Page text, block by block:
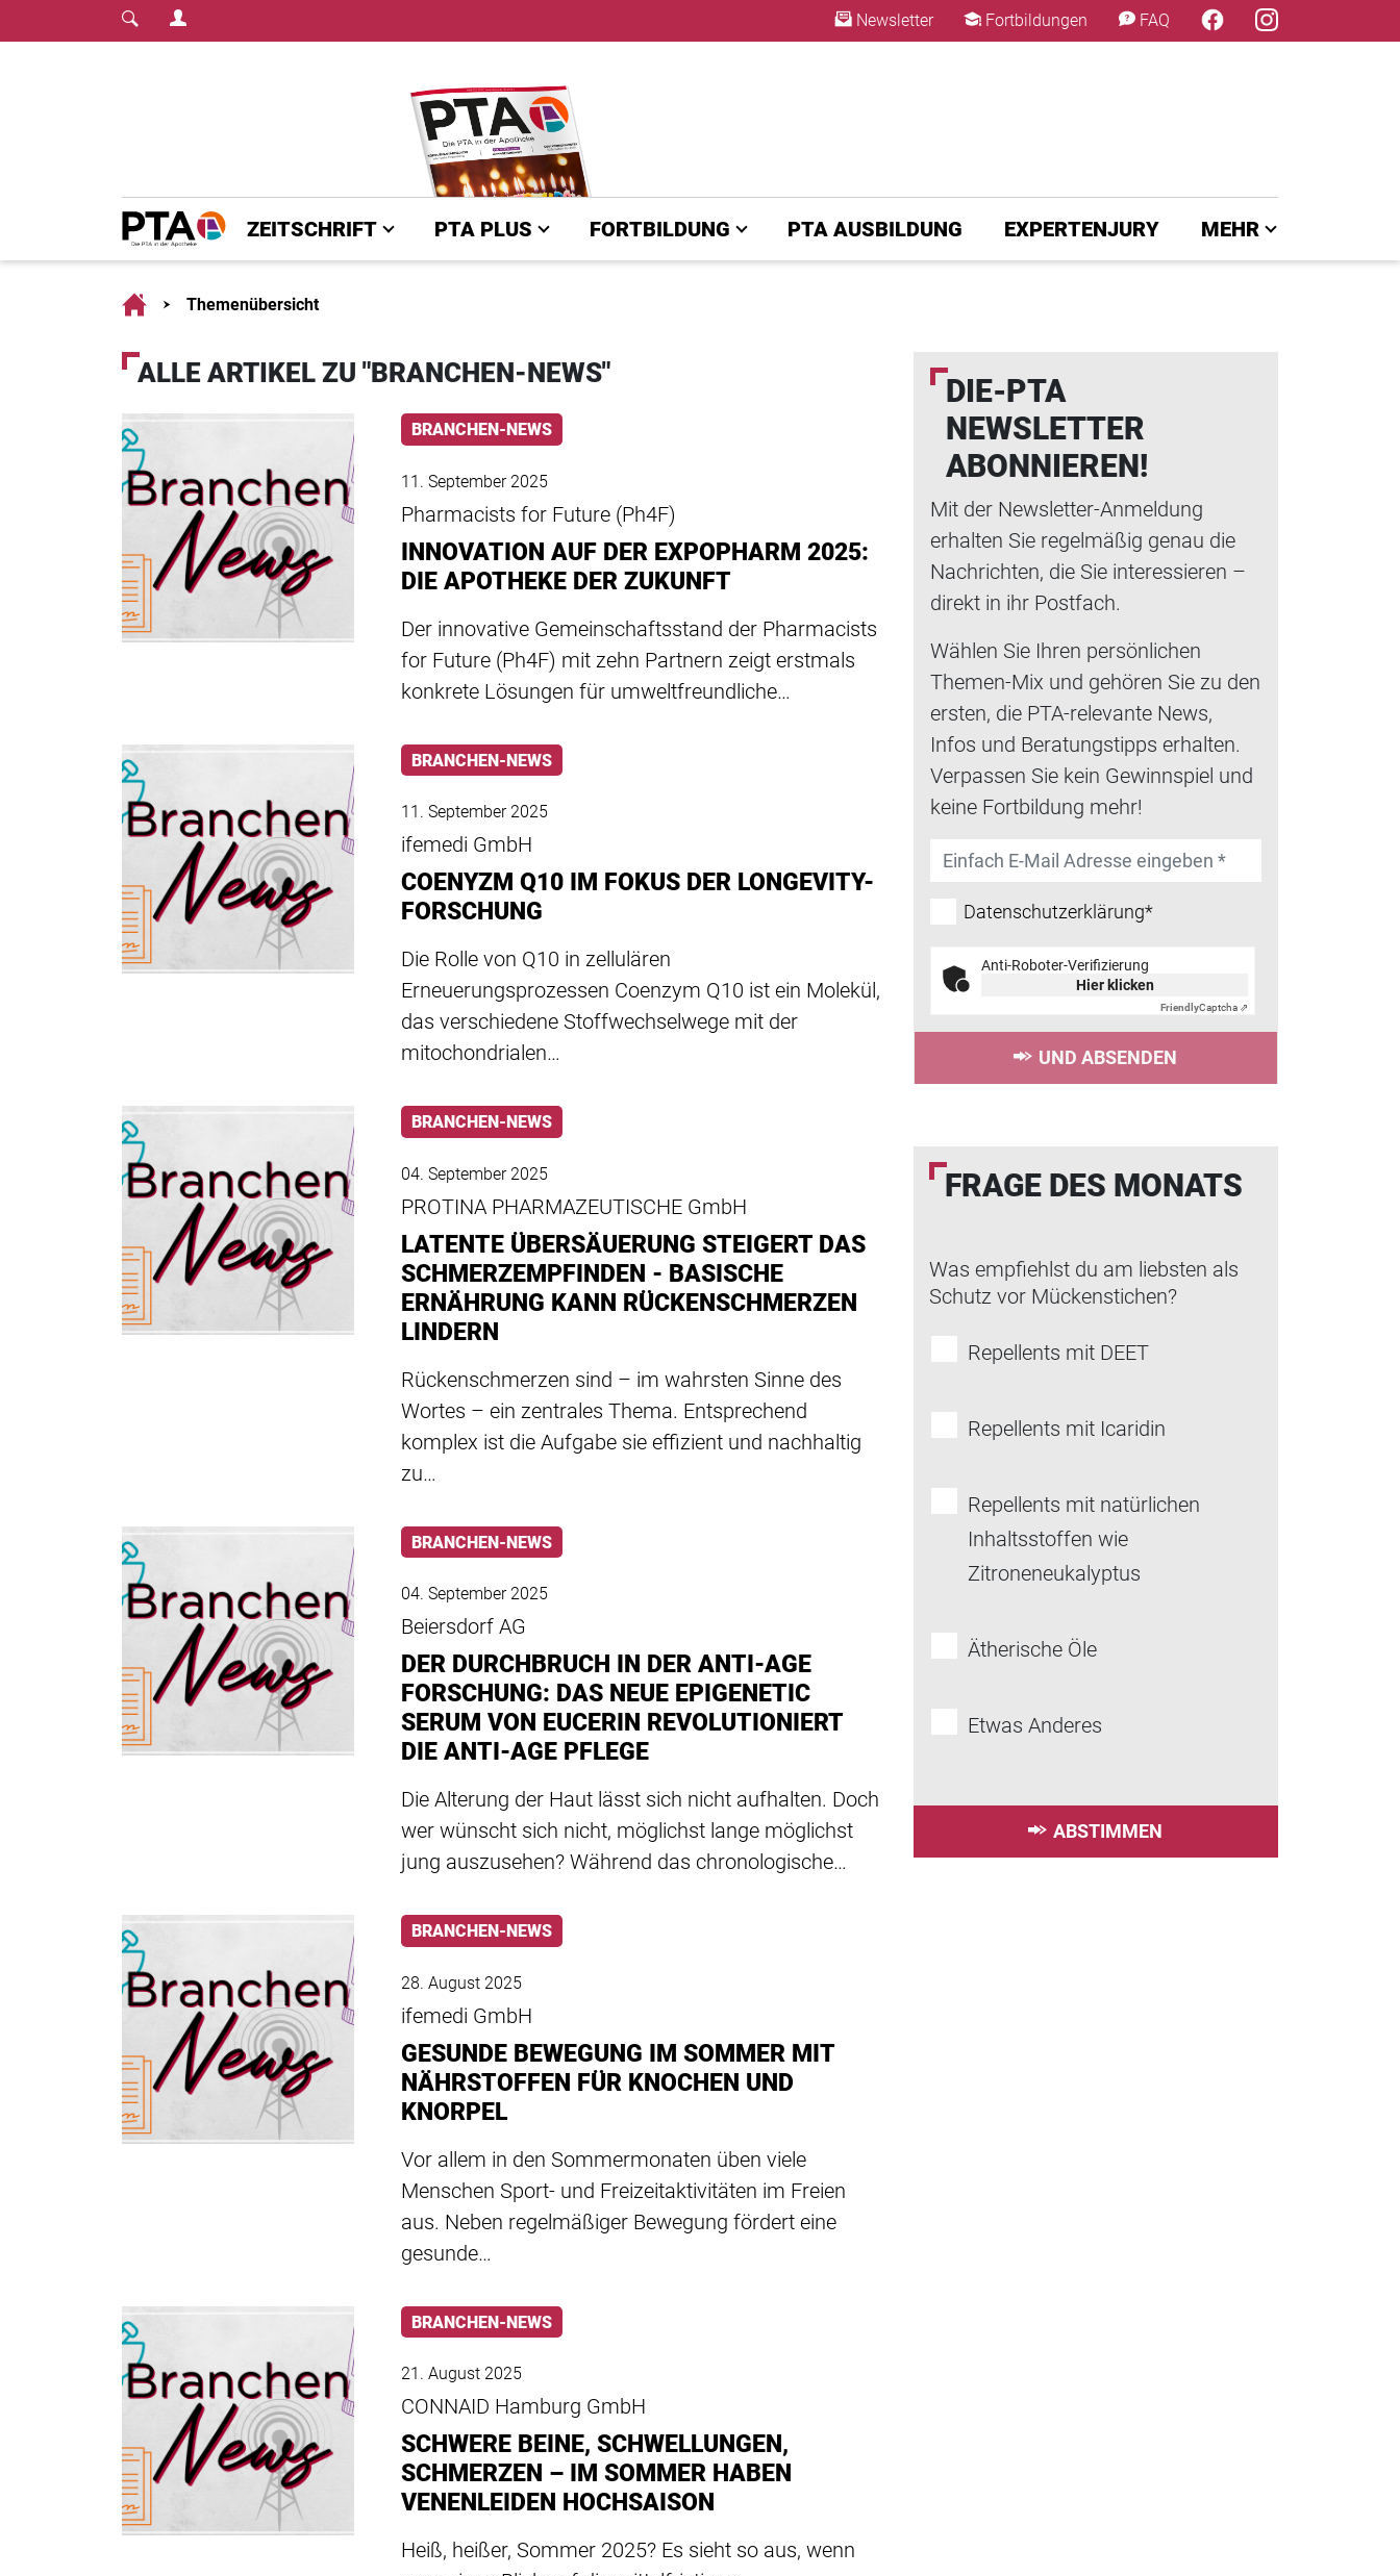
Login Menu Newsletter Fortbildungen FAQ
Home
ZEITSCHRIFT PTA PLUS FORTBILDUNG PTA AUSBILDUNG EXPERTENJURY MEHR
HomeThemenübersicht
ALLE ARTIKEL ZU "BRANCHEN-NEWS"
BRANCHEN-NEWS
11. September 2025
Pharmacists for Future (Ph4F)
INNOVATION AUF DER EXPOPHARM 2025:
DIE APOTHEKE DER ZUKUNFT
Der innovative Gemeinschaftsstand der Pharmacists
for Future (Ph4F) mit zehn Partnern zeigt erstmals
konkrete Lösungen für umweltfreundliche…
BRANCHEN-NEWS
11. September 2025
ifemedi GmbH
COENYZM Q10 IM FOKUS DER LONGEVITY-
FORSCHUNG
Die Rolle von Q10 in zellulären
Erneuerungsprozessen Coenzym Q10 ist ein Molekül,
das verschiedene Stoffwechselwege mit der
mitochondrialen…
BRANCHEN-NEWS
04. September 2025
PROTINA PHARMAZEUTISCHE GmbH
LATENTE ÜBERSÄUERUNG STEIGERT DAS
SCHMERZEMPFINDEN - BASISCHE
ERNÄHRUNG KANN RÜCKENSCHMERZEN
LINDERN
Rückenschmerzen sind – im wahrsten Sinne des
Wortes – ein zentrales Thema. Entsprechend
komplex ist die Aufgabe sie effizient und nachhaltig
zu…
BRANCHEN-NEWS
04. September 2025
Beiersdorf AG
DER DURCHBRUCH IN DER ANTI-AGE
FORSCHUNG: DAS NEUE EPIGENETIC
SERUM VON EUCERIN REVOLUTIONIERT
DIE ANTI-AGE PFLEGE
Die Alterung der Haut lässt sich nicht aufhalten. Doch
wer wünscht sich nicht, möglichst lange möglichst
jung auszusehen? Während das chronologische…
BRANCHEN-NEWS
28. August 2025
ifemedi GmbH
GESUNDE BEWEGUNG IM SOMMER MIT
NÄHRSTOFFEN FÜR KNOCHEN UND
KNORPEL
Vor allem in den Sommermonaten üben viele
Menschen Sport- und Freizeitaktivitäten im Freien
aus. Neben regelmäßiger Bewegung fördert eine
gesunde…
BRANCHEN-NEWS
21. August 2025
CONNAID Hamburg GmbH
SCHWERE BEINE, SCHWELLUNGEN,
SCHMERZEN – IM SOMMER HABEN
VENENLEIDEN HOCHSAISON
Heiß, heißer, Sommer 2025? Es sieht so aus, wenn
DIE-PTA
NEWSLETTER
ABONNIEREN!
Mit der Newsletter-Anmeldung
erhalten Sie regelmäßig genau die
Nachrichten, die Sie interessieren –
direkt in ihr Postfach.
Wählen Sie Ihren persönlichen
Themen-Mix und gehören Sie zu den
ersten, die PTA-relevante News,
Infos und Beratungstipps erhalten.
Verpassen Sie kein Gewinnspiel und
keine Fortbildung mehr!
Datenschutzerklärung*
Anti-Roboter-Verifizierung
Hier klicken
FriendlyCaptcha ⇗
UND ABSENDEN
FRAGE DES MONATS
Was empfiehlst du am liebsten als
Schutz vor Mückenstichen?
Repellents mit DEET
Repellents mit Icaridin
Repellents mit natürlichen
Inhaltsstoffen wie
Zitroneneukalyptus
Ätherische Öle
Etwas Anderes
ABSTIMMEN
×